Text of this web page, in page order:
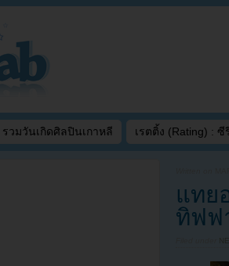
รวมวันเกิดศิลปินเกาหลี เรตติ้ง (Rating) : ซี
แทย
ทิฟฟ